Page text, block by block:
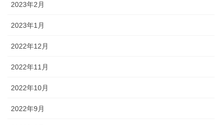
2023年2月
2023年1月
2022年12月
2022年11月
2022年10月
2022年9月